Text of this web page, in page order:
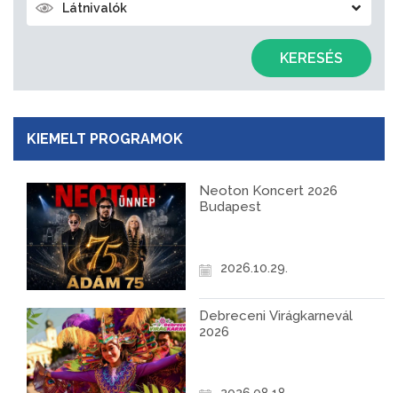
Látnivalók
KERESÉS
KIEMELT PROGRAMOK
Neoton Koncert 2026
Budapest
2026.10.29.
Debreceni Virágkarnevál
2026